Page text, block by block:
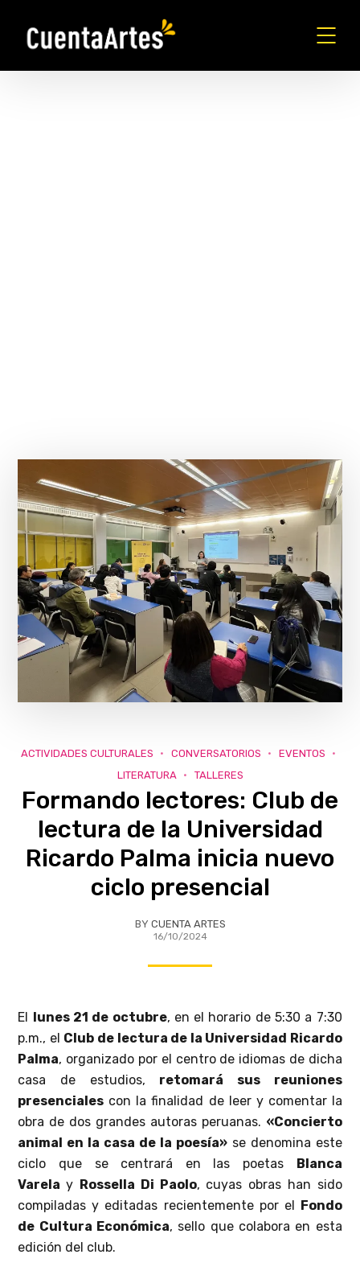
ACTIVIDADES CULTURALES CONVERSATORIOS
EVENTOS
LITERATURA
TALLERES
Formando lectores: Club de
lectura de la Universidad
Ricardo Palma inicia nuevo
ciclo presencial
BY CUENTA ARTES
16/10/2024
El lunes 21 de octubre, en el horario de 5:30 a 7:30
p.m., el Club de lectura de la Universidad Ricardo
Palma, organizado por el centro de idiomas de dicha
casa de estudios, retomará sus reuniones
presenciales con la finalidad de leer y comentar la
obra de dos grandes autoras peruanas. «Concierto
animal en la casa de la poesía»se denomina este
ciclo que se centrará en las poetas Blanca
Varelay Rossella Di Paolo, cuyas obras han sido
compiladas y editadas recientemente por el Fondo
de Cultura Económica, sello que colabora en esta
edición del club.